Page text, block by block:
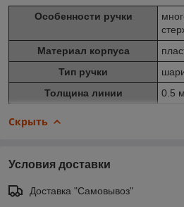
Особенности ручки
Материал корпуса
Тип ручки
Толщина линии
0.5
Скрыть
Условия доставки
Доставка "Самовывоз"